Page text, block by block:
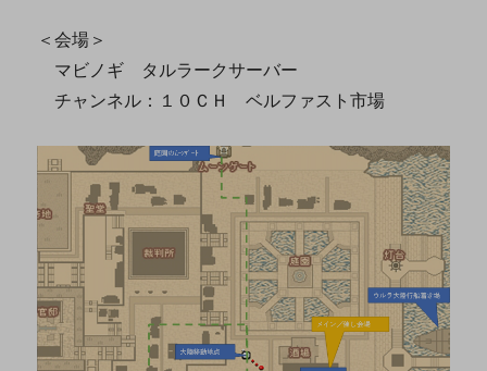
＜会場＞
マビノギ タルラークサーバー
チャンネル：１０ＣＨ ベルファスト市場